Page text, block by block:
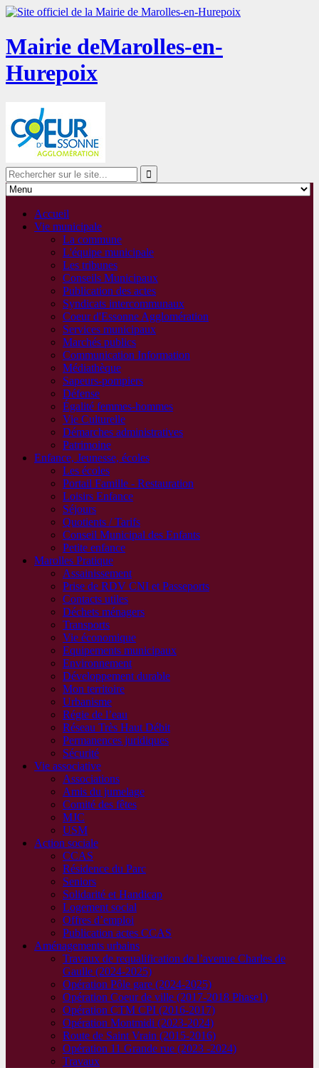
Mairie deMarolles-en-
Hurepoix
Accueil
Vie municipale
La commune
L'équipe municipale
Les tribunes
Conseils Municipaux
Publication des actes
Syndicats intercommunaux
Coeur d'Essonne Agglomération
Services municipaux
Marchés publics
Communication Information
Médiathèque
Sapeurs-pompiers
Défense
Égalité femmes-hommes
Vie Culturelle
Démarches administratives
Patrimoine
Enfance, Jeunesse, écoles
Les écoles
Portail Famille - Restauration
Loisirs Enfance
Séjours
Quotients / Tarifs
Conseil Municipal des Enfants
Petite enfance
Marolles Pratique
Assainissement
Prise de RDV CNI et Passeports
Contacts utiles
Déchets ménagers
Transports
Vie économique
Equipements municipaux
Environnement
Développement durable
Mon territoire
Urbanisme
Régie de l’eau
Réseau Très Haut Débit
Permanences juridiques
Sécurité
Vie associative
Associations
Amis du jumelage
Comité des fêtes
MJC
USM
Action sociale
CCAS
Résidence du Parc
Seniors
Solidarité et Handicap
Logement social
Offres d’emploi
Publication actes CCAS
Aménagements urbains
Travaux de requalification de l’avenue Charles de
Gaulle (2024-2025)
Opération Pôle gare (2024-2025)
Opération Coeur de ville (2017-2018 Phase1)
Opération CTM CPI (2016-2017)
Opération Montmidi (2023-2024)
Route de Saint Vrain (2015-2016)
Opération 11 Grande rue (2023 -2024)
Travaux